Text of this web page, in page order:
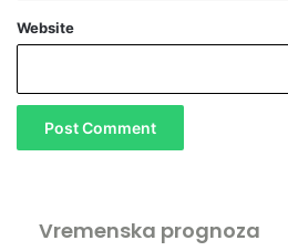
Website
Vremenska prognoza